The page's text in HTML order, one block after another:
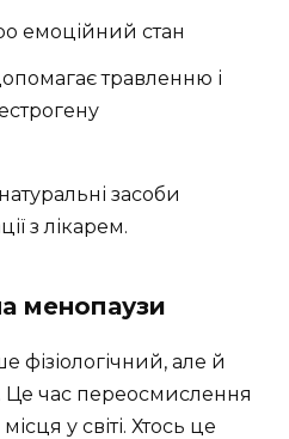
емоційний стан
травленню і
засоби
з лікарем.
менопаузи
фізіологічний, але й
Це час переосмислення
у світі. Хтось це